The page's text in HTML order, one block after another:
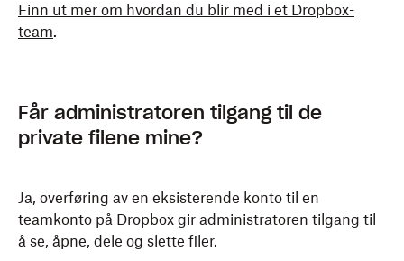
Finn ut mer om hvordan du blir med i et Dropbox-
team.
Får administratoren tilgang til de
private filene mine?
Ja, overføring av en eksisterende konto til en
teamkonto på Dropbox gir administratoren tilgang til
å se, åpne, dele og slette filer.